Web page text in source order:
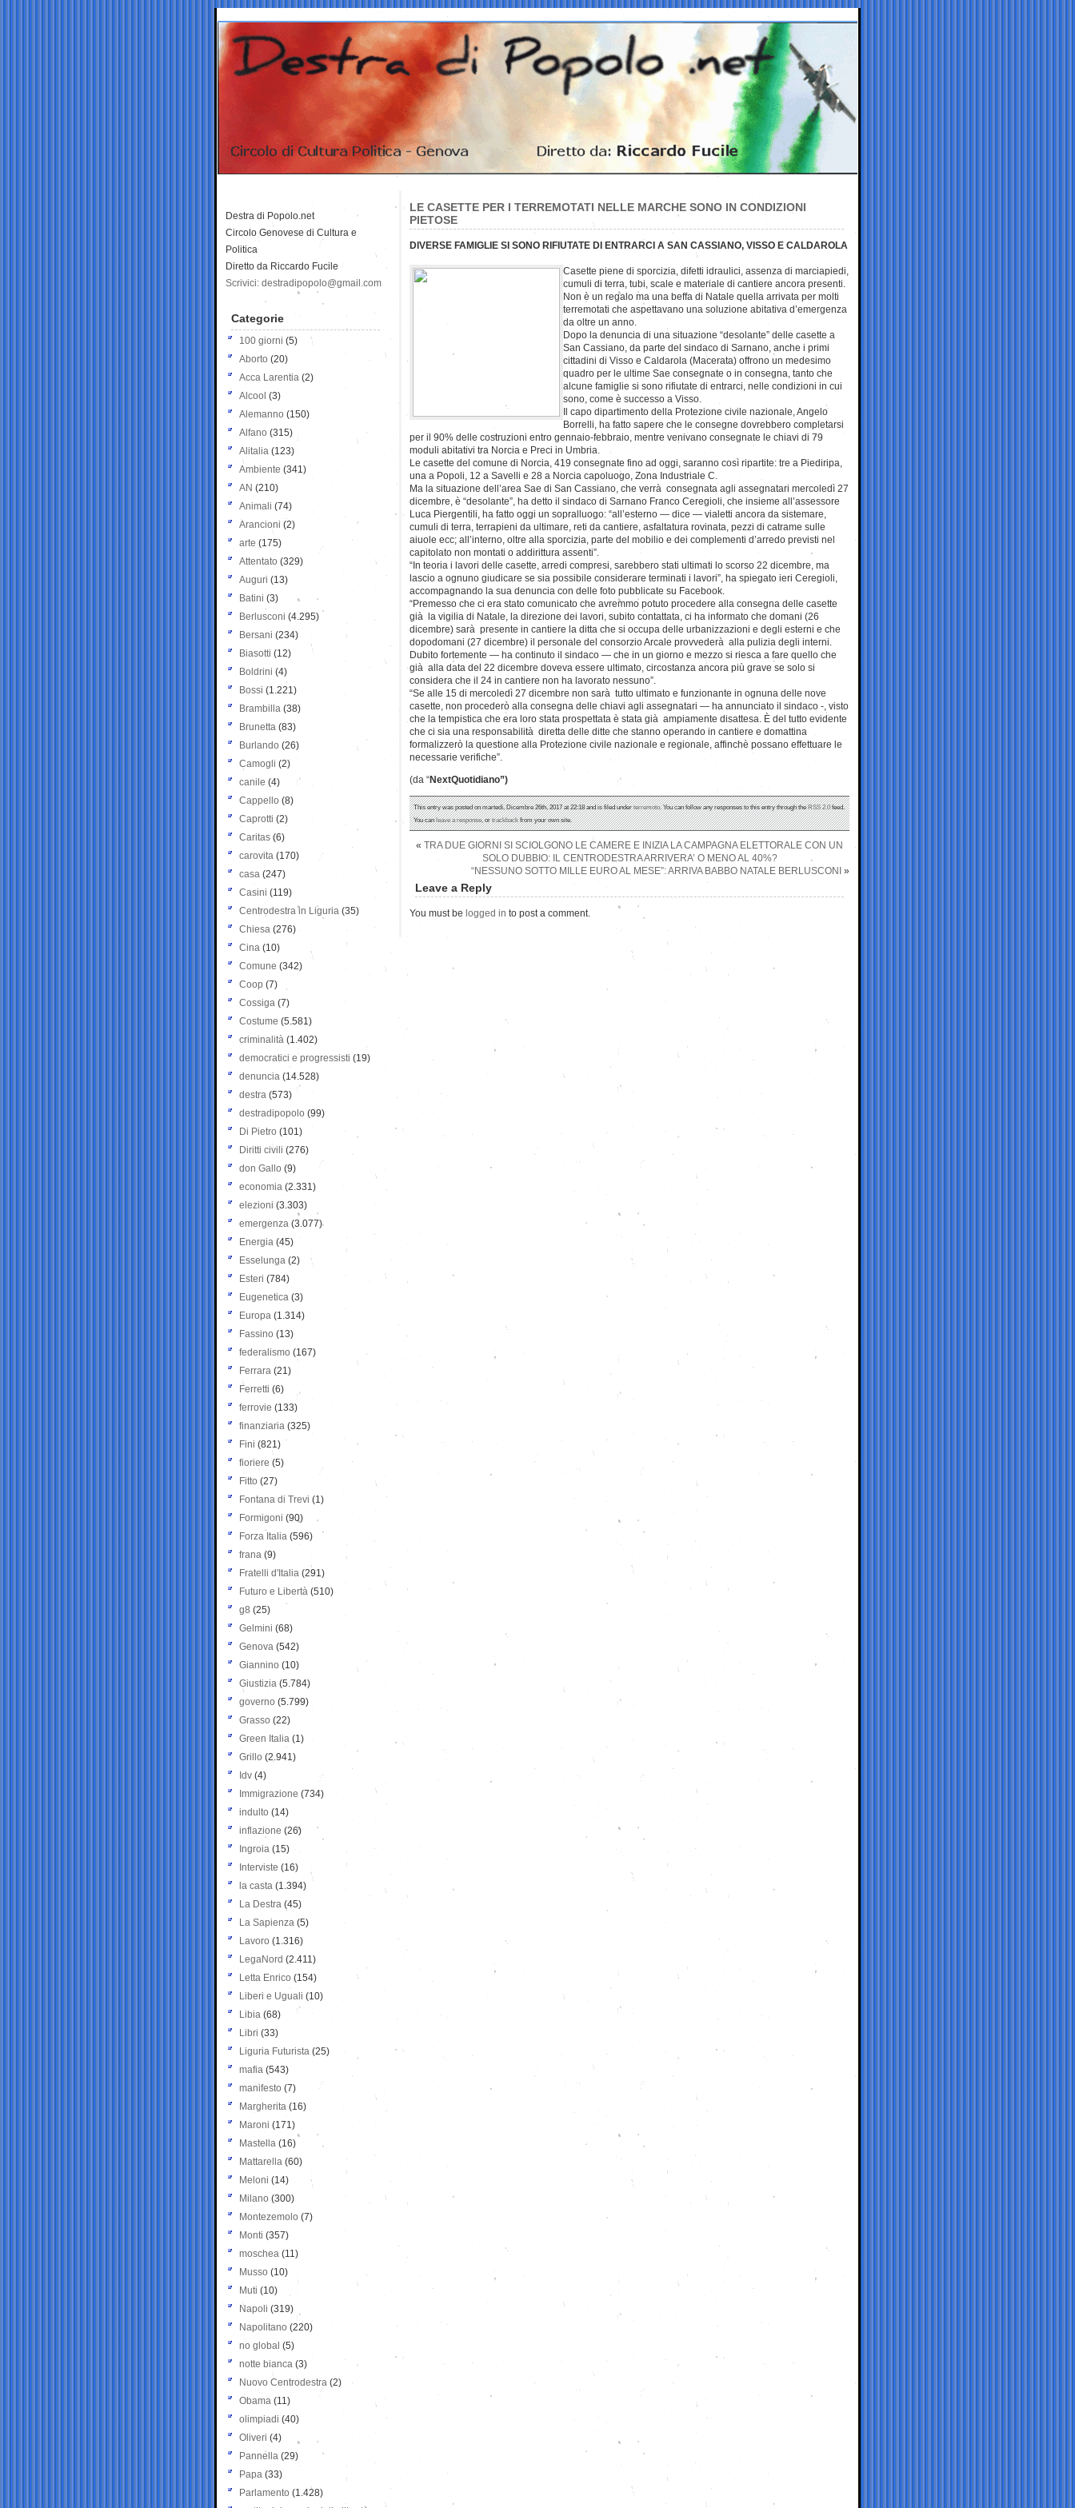
LE CASETTE PER I TERREMOTATI NELLE MARCHE SONO IN CONDIZIONI
PIETOSE
DIVERSE FAMIGLIE SI SONO RIFIUTATE DI ENTRARCI A SAN CASSIANO, VISSO E CALDAROLA
Casette piene di sporcizia, difetti idraulici, assenza di marciapiedi,
cumuli di terra, tubi, scale e materiale di cantiere ancora presenti.
Non è un regalo ma una beffa di Natale quella arrivata per molti
terremotati che aspettavano una soluzione abitativa d’emergenza
da oltre un anno.
Dopo la denuncia di una situazione “desolante” delle casette a
San Cassiano, da parte del sindaco di Sarnano, anche i primi
cittadini di Visso e Caldarola (Macerata) offrono un medesimo
quadro per le ultime Sae consegnate o in consegna, tanto che
alcune famiglie si sono rifiutate di entrarci, nelle condizioni in cui
sono, come è successo a Visso.
Il capo dipartimento della Protezione civile nazionale, Angelo
Borrelli, ha fatto sapere che le consegne dovrebbero completarsi
per il 90% delle costruzioni entro gennaio-febbraio, mentre venivano consegnate le chiavi di 79
moduli abitativi tra Norcia e Preci in Umbria.
Le casette del comune di Norcia, 419 consegnate fino ad oggi, saranno così ripartite: tre a Piediripa,
una a Popoli, 12 a Savelli e 28 a Norcia capoluogo, Zona Industriale C.
Ma la situazione dell’area Sae di San Cassiano, che verrà consegnata agli assegnatari mercoledì 27
dicembre, è “desolante”, ha detto il sindaco di Sarnano Franco Ceregioli, che insieme all’assessore
Luca Piergentili, ha fatto oggi un sopralluogo: “all’esterno — dice — vialetti ancora da sistemare,
cumuli di terra, terrapieni da ultimare, reti da cantiere, asfaltatura rovinata, pezzi di catrame sulle
aiuole ecc; all’interno, oltre alla sporcizia, parte del mobilio e dei complementi d’arredo previsti nel
capitolato non montati o addirittura assenti”.
“In teoria i lavori delle casette, arredi compresi, sarebbero stati ultimati lo scorso 22 dicembre, ma
lascio a ognuno giudicare se sia possibile considerare terminati i lavori”, ha spiegato ieri Ceregioli,
accompagnando la sua denuncia con delle foto pubblicate su Facebook.
“Premesso che ci era stato comunicato che avremmo potuto procedere alla consegna delle casette
già la vigilia di Natale, la direzione dei lavori, subito contattata, ci ha informato che domani (26
dicembre) sarà presente in cantiere la ditta che si occupa delle urbanizzazioni e degli esterni e che
dopodomani (27 dicembre) il personale del consorzio Arcale provvederà alla pulizia degli interni.
Dubito fortemente — ha continuto il sindaco — che in un giorno e mezzo si riesca a fare quello che
già alla data del 22 dicembre doveva essere ultimato, circostanza ancora più grave se solo si
considera che il 24 in cantiere non ha lavorato nessuno”.
“Se alle 15 di mercoledì 27 dicembre non sarà tutto ultimato e funzionante in ognuna delle nove
casette, non procederò alla consegna delle chiavi agli assegnatari — ha annunciato il sindaco -, visto
che la tempistica che era loro stata prospettata è stata già ampiamente disattesa. È del tutto evidente
che ci sia una responsabilità diretta delle ditte che stanno operando in cantiere e domattina
formalizzerò la questione alla Protezione civile nazionale e regionale, affinchè possano effettuare le
necessarie verifiche”.
(da “NextQuotidiano”)
This entry was posted on martedì, Dicembre 26th, 2017 at 22:18 and is filed underterremoto. You can follow any responses to this entry through theRSS 2.0feed.
You canleave a response, ortrackbackfrom your own site.
« TRA DUE GIORNI SI SCIOLGONO LE CAMERE E INIZIA LA CAMPAGNA ELETTORALE CON UN
SOLO DUBBIO: IL CENTRODESTRA ARRIVERA’ O MENO AL 40%?
“NESSUNO SOTTO MILLE EURO AL MESE”: ARRIVA BABBO NATALE BERLUSCONI »
Leave a Reply
You must be logged in to post a comment.
Destra di Popolo.net
Circolo Genovese di Cultura e
Politica
Diretto da Riccardo Fucile
Scrivici: destradipopolo@gmail.com
Categorie
100 giorni (5)
Aborto (20)
Acca Larentia (2)
Alcool (3)
Alemanno (150)
Alfano (315)
Alitalia (123)
Ambiente (341)
AN (210)
Animali (74)
Arancioni (2)
arte (175)
Attentato (329)
Auguri (13)
Batini (3)
Berlusconi (4.295)
Bersani (234)
Biasotti (12)
Boldrini (4)
Bossi (1.221)
Brambilla (38)
Brunetta (83)
Burlando (26)
Camogli (2)
canile (4)
Cappello (8)
Caprotti (2)
Caritas (6)
carovita (170)
casa (247)
Casini (119)
Centrodestra in Liguria (35)
Chiesa (276)
Cina (10)
Comune (342)
Coop (7)
Cossiga (7)
Costume (5.581)
criminalità (1.402)
democratici e progressisti (19)
denuncia (14.528)
destra (573)
destradipopolo (99)
Di Pietro (101)
Diritti civili (276)
don Gallo (9)
economia (2.331)
elezioni (3.303)
emergenza (3.077)
Energia (45)
Esselunga (2)
Esteri (784)
Eugenetica (3)
Europa (1.314)
Fassino (13)
federalismo (167)
Ferrara (21)
Ferretti (6)
ferrovie (133)
finanziaria (325)
Fini (821)
fioriere (5)
Fitto (27)
Fontana di Trevi (1)
Formigoni (90)
Forza Italia (596)
frana (9)
Fratelli d'Italia (291)
Futuro e Libertà (510)
g8 (25)
Gelmini (68)
Genova (542)
Giannino (10)
Giustizia (5.784)
governo (5.799)
Grasso (22)
Green Italia (1)
Grillo (2.941)
Idv (4)
Immigrazione (734)
indulto (14)
inflazione (26)
Ingroia (15)
Interviste (16)
la casta (1.394)
La Destra (45)
La Sapienza (5)
Lavoro (1.316)
LegaNord (2.411)
Letta Enrico (154)
Liberi e Uguali (10)
Libia (68)
Libri (33)
Liguria Futurista (25)
mafia (543)
manifesto (7)
Margherita (16)
Maroni (171)
Mastella (16)
Mattarella (60)
Meloni (14)
Milano (300)
Montezemolo (7)
Monti (357)
moschea (11)
Musso (10)
Muti (10)
Napoli (319)
Napolitano (220)
no global (5)
notte bianca (3)
Nuovo Centrodestra (2)
Obama (11)
olimpiadi (40)
Oliveri (4)
Pannella (29)
Papa (33)
Parlamento (1.428)